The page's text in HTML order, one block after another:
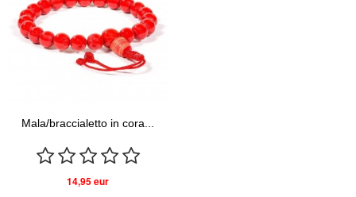
Mala/braccialetto in cora...
14,95 eur